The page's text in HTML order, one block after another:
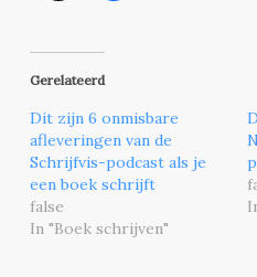
Gerelateerd
Dit zijn 6 onmisbare
afleveringen van de
Schrijfvis-podcast als je
een boek schrijft
false
In "Boek schrijven"